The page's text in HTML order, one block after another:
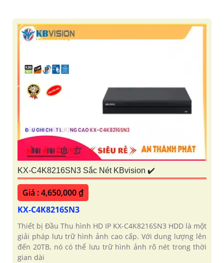
KX-C4K8216SN3 Sắc Nét KBvision ✔️
Giá : 4,650,000 ₫
KX-C4K8216SN3
Thiết bị Đầu Thu hình HD IP KX-C4K8216SN3 HDD là một
giải pháp lưu trữ hình ảnh cao cấp. Với dung lượng lên
đến 20TB, nó có thể lưu trữ hình ảnh rõ nét trong thời
gian dài